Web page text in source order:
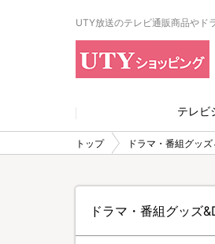
UTY放送のテレビ通販商品やド
テレビ
トップ ドラマ・番組グッ
ドラマ・番組グッズ